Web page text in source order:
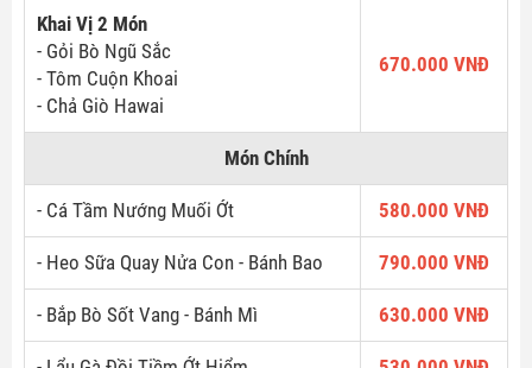
Khai Vị 2 Món
- Gỏi Bò Ngũ Sắc
- Tôm Cuộn Khoai
- Chả Giò Hawai
670.000 VNĐ
Món Chính
- Cá Tầm Nướng Muối Ớt 580.000 VNĐ
- Heo Sữa Quay Nửa Con - Bánh Bao 790.000 VNĐ
- Bắp Bò Sốt Vang - Bánh Mì 630.000 VNĐ